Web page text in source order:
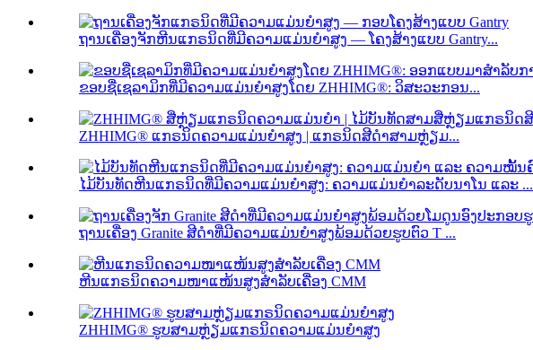
ຖານເຄື່ອງຈັກຫີນແກຣນິດທີ່ມີຄວາມແມ່ນຍໍາສູງ — ໂຄງສ້າງແບບ Gantry...
ຂອບຊື່ເຊລາມິກທີ່ມີຄວາມແມ່ນຍໍາສູງໂດຍ ZHHIMG®: ວິສະວະກອນ...
ZHHIMG® ແກຣນິດຄວາມແມ່ນຍໍາສູງ | ແກຣນິດສີດໍາສາມຫຼ່ຽມ...
ໄມ້ບັນທັດຫີນແກຣນິດທີ່ມີຄວາມແມ່ນຍໍາສູງ: ຄວາມແມ່ນຍໍາລະດັບນາໂນ ແລະ ...
ຖານເຄື່ອງ Granite ສີດຳທີ່ມີຄວາມແມ່ນຍໍາສູງພ້ອມດ້ວຍຮູບຕົວ T ...
ຫີນແກຣນິດຄວາມໜາແໜ້ນສູງສຳລັບເຄື່ອງ CMM
ZHHIMG® ຮູບສາມຫຼ່ຽມແກຣນິດຄວາມແມ່ນຍໍາສູງ